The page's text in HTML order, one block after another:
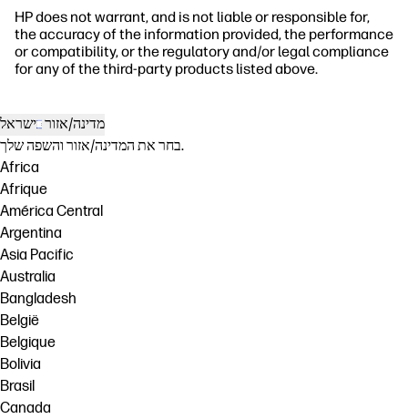
HP does not warrant, and is not liable or responsible for,
the accuracy of the information provided, the performance
or compatibility, or the regulatory and/or legal compliance
for any of the third-party products listed above.
מדינה/אזור ישראל
בחר את המדינה/אזור והשפה שלך.
Africa
Afrique
América Central
Argentina
Asia Pacific
Australia
Bangladesh
België
Belgique
Bolivia
Brasil
Canada